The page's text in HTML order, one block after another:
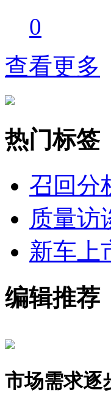
0
查看更多
热门标签
召回分
质量访
新车上
编辑推荐
市场需求逐